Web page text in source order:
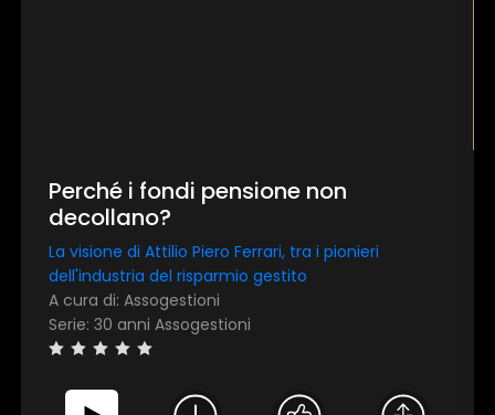
Perché i fondi pensione non
decollano?
La visione di Attilio Piero Ferrari, tra i pionieri
dell'industria del risparmio gestito
A cura di: Assogestioni
Serie: 30 anni Assogestioni